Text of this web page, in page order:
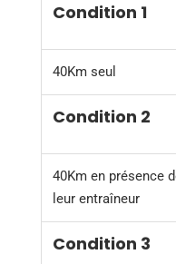
Condition 1
40Km seul
Condition 2
40Km en présence
leur entraîneur
Condition 3